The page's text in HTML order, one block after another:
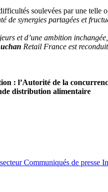
Communiqués de presse
soulevées par une telle
de synergies partagées et
et d’une ambition
Retail France est
: l’Autorité de la
distribution alimentaire